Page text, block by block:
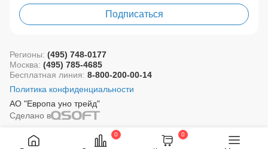
0 0
Подписаться
АО "Европа уно трейд"
Регионы: (495) 748-0177
Москва: (495) 785-4685
Бесплатная линия: 8-800-200-00-14
Политика конфиденциальности
Сделано в